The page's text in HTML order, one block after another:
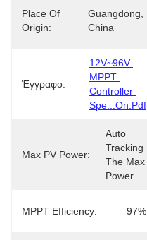
Place Of
Origin:
Guangdong,
China
Έγγραφο:
12V~96V
MPPT
Controller
Spe...on.pdf
Max PV Power:
Auto
Tracking
The Max
Power
MPPT Efficiency: 97%